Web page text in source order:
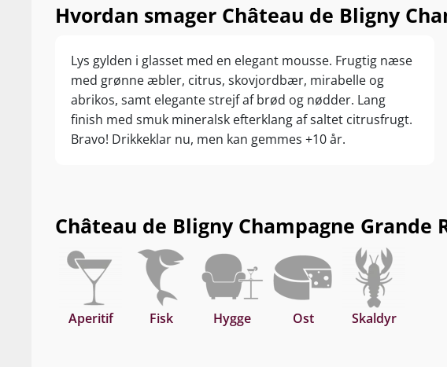
Hvordan smager Château de Bligny
Lys gylden i glasset med en elegant mousse. Frugtig næse
med grønne æbler, citrus, skovjordbær, mirabelle og
abrikos, samt elegante strejf af brød og nødder. Lang
finish med smuk mineralsk efterklang af saltet citrusfrugt.
Bravo! Drikkeklar nu, men kan gemmes +10 år.
Château de Bligny Champagne Grande
Aperitif Fisk Hygge Ost Skaldyr